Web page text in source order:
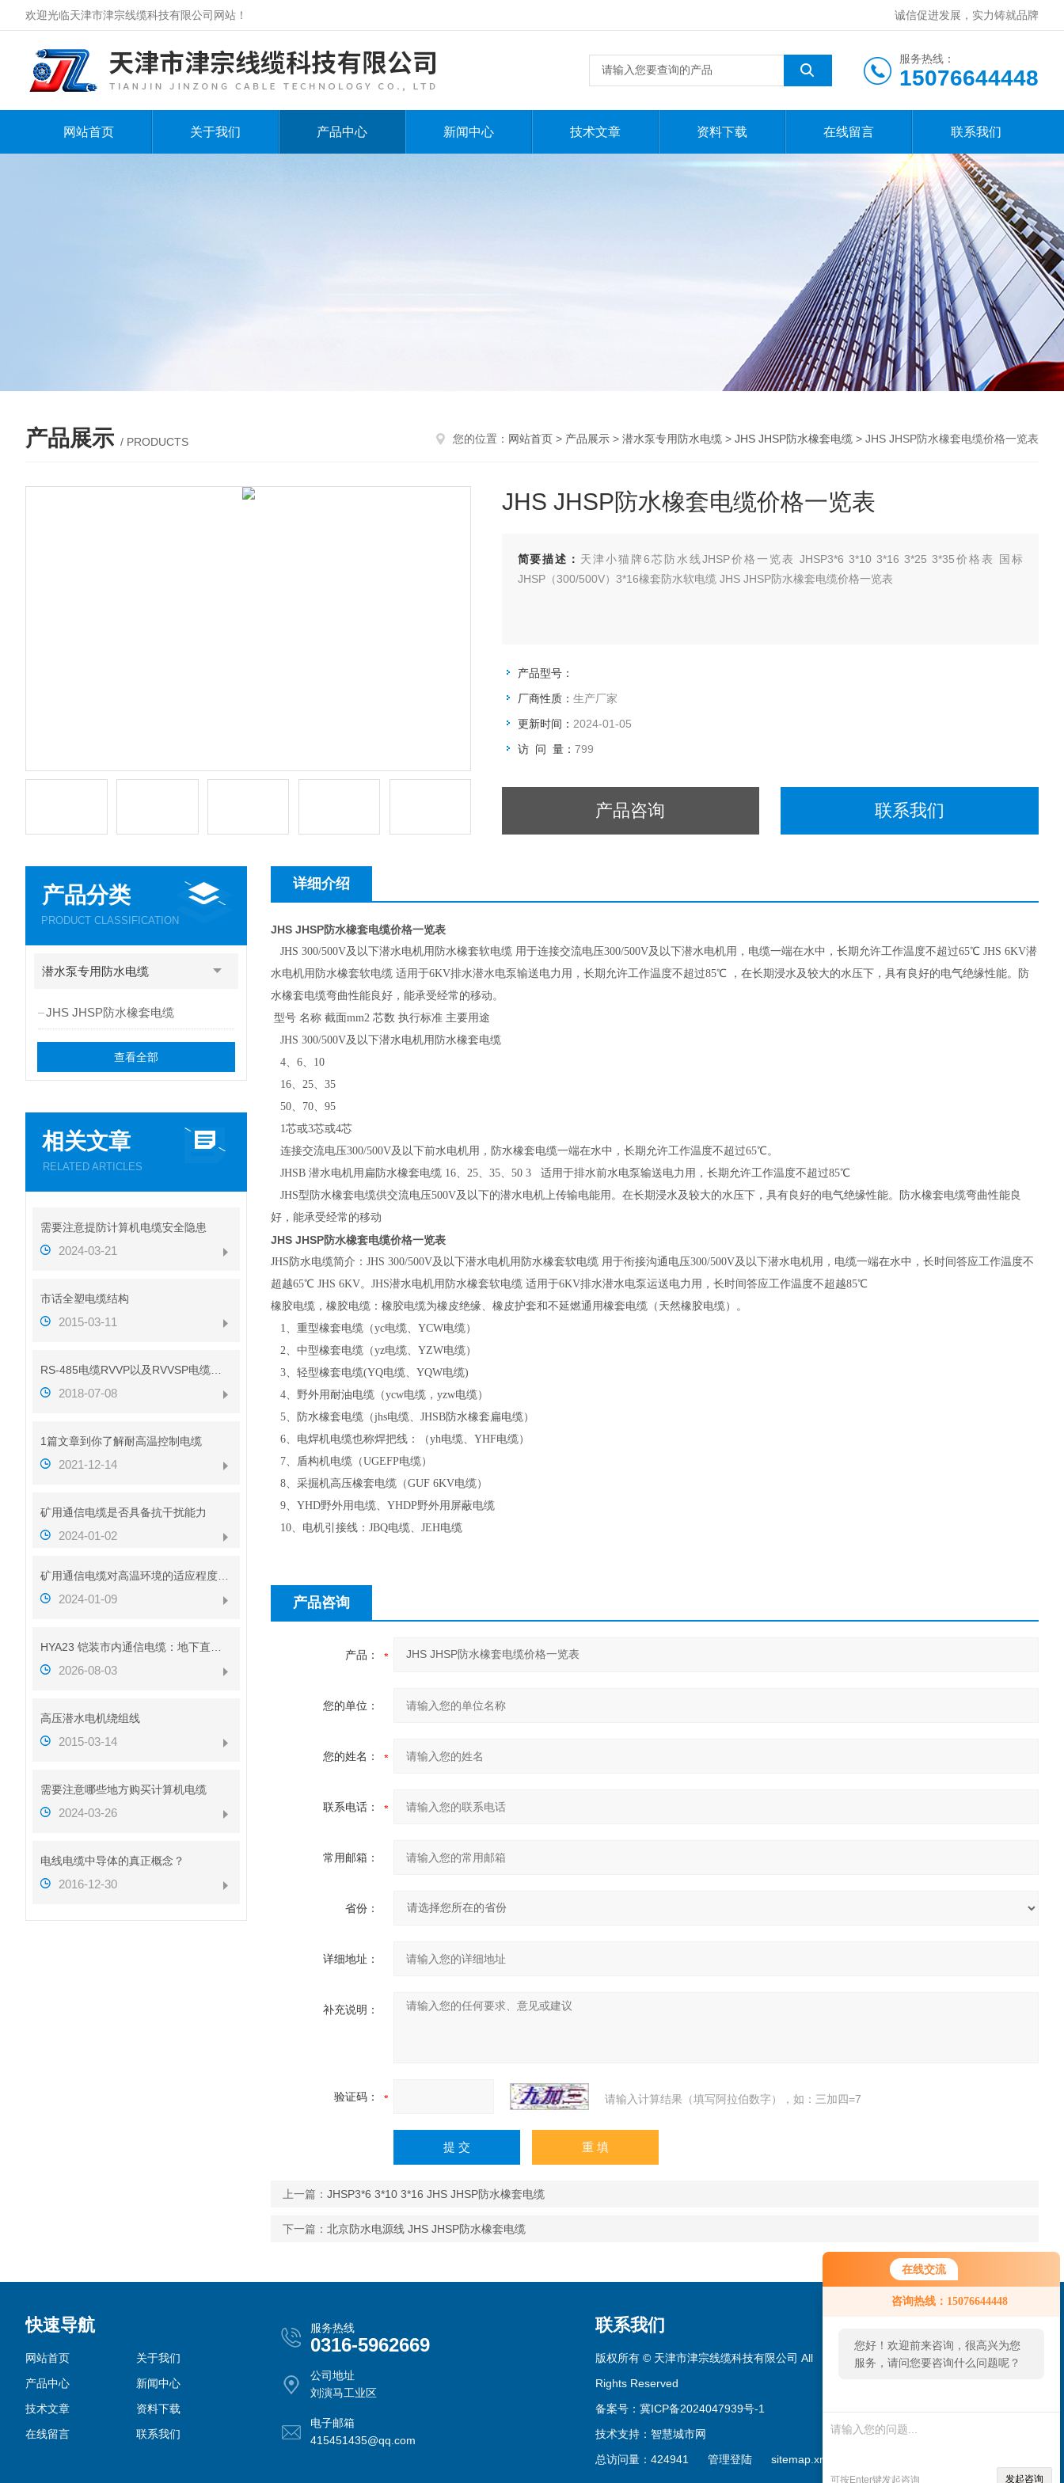
在线交流
咨询热线：15076644448
您好！欢迎前来咨询，很高兴为您
服务，请问您要咨询什么问题呢？
可按Enter键发起咨询 发起咨询
欢迎光临天津市津宗线缆科技有限公司网站！ 诚信促进发展，实力铸就品牌
服务热线：
15076644448
网站首页 关于我们 产品中心 新闻中心 技术文章 资料下载 在线留言 联系我们
产品展示 / PRODUCTS 您的位置： 网站首页 > 产品展示 > 潜水泵专用防水电缆 > JHS JHSP防水橡套电缆 > JHS JHSP防水橡套电缆价格一览表
JHS JHSP防水橡套电缆价格一览表
简要描述： 天津小猫牌6芯防水线JHSP价格一览表 JHSP3*6 3*10 3*16 3*25 3*35价格表 国标
JHSP（300/500V）3*16橡套防水软电缆 JHS JHSP防水橡套电缆价格一览表
产品型号：
厂商性质： 生产厂家
更新时间： 2024-01-05
访 问 量： 799
产品咨询 联系我们
产品分类
PRODUCT CLASSIFICATION
潜水泵专用防水电缆
JHS JHSP防水橡套电缆
查看全部
相关文章
RELATED ARTICLES
需要注意提防计算机电缆安全隐患
2024-03-21
市话全塑电缆结构
2015-03-11
2018-07-08
1篇文章到你了解耐高温控制电缆
2021-12-14
矿用通信电缆是否具备抗干扰能力
2024-01-02
2024-01-09
2026-08-03
高压潜水电机绕组线
2015-03-14
需要注意哪些地方购买计算机电缆
2024-03-26
电线电缆中导体的真正概念？
2016-12-30
详细介绍
JHS JHSP防水橡套电缆价格一览表
JHS 300/500V及以下潜水电机用防水橡套软电缆 用于连接交流电压300/500V及以下潜水电机用，电缆一端在水中，长期允许工作温度不超过65℃ JHS 6KV潜
水电机用防水橡套软电缆 适用于6KV排水潜水电泵输送电力用，长期允许工作温度不超过85℃ ，在长期浸水及较大的水压下，具有良好的电气绝缘性能。防
水橡套电缆弯曲性能良好，能承受经常的移动。
型号 名称 截面mm2 芯数 执行标准 主要用途
JHS 300/500V及以下潜水电机用防水橡套电缆
4、6、10
16、25、35
50、70、95
1芯或3芯或4芯
连接交流电压300/500V及以下前水电机用，防水橡套电缆一端在水中，长期允许工作温度不超过65℃。
JHSB 潜水电机用扁防水橡套电缆 16、25、35、50 3 适用于排水前水电泵输送电力用，长期允许工作温度不超过85℃
JHS型防水橡套电缆供交流电压500V及以下的潜水电机上传输电能用。在长期浸水及较大的水压下，具有良好的电气绝缘性能。防水橡套电缆弯曲性能良
好，能承受经常的移动
JHS JHSP防水橡套电缆价格一览表
JHS防水电缆简介：JHS 300/500V及以下潜水电机用防水橡套软电缆 用于衔接沟通电压300/500V及以下潜水电机用，电缆一端在水中，长时间答应工作温度不
超越65℃ JHS 6KV。JHS潜水电机用防水橡套软电缆 适用于6KV排水潜水电泵运送电力用，长时间答应工作温度不超越85℃
橡胶电缆，橡胶电缆：橡胶电缆为橡皮绝缘、橡皮护套和不延燃通用橡套电缆（天然橡胶电缆）。
1、重型橡套电缆（yc电缆、YCW电缆）
2、中型橡套电缆（yz电缆、YZW电缆）
3、轻型橡套电缆(YQ电缆、YQW电缆)
4、野外用耐油电缆（ycw电缆，yzw电缆）
5、防水橡套电缆（jhs电缆、JHSB防水橡套扁电缆）
6、电焊机电缆也称焊把线：（yh电缆、YHF电缆）
7、盾构机电缆（UGEFP电缆）
8、采掘机高压橡套电缆（GUF 6KV电缆）
9、YHD野外用电缆、YHDP野外用屏蔽电缆
10、电机引接线：JBQ电缆、JEH电缆
产品咨询
产品：
您的单位：
您的姓名：
联系电话：
常用邮箱：
省份：
详细地址：
补充说明：
验证码： 请输入计算结果（填写阿拉伯数字），如：三加四=7
上一篇： JHSP3*6 3*10 3*16 JHS JHSP防水橡套电缆
下一篇： 北京防水电源线 JHS JHSP防水橡套电缆
快速导航
网站首页
关于我们
产品中心
新闻中心
技术文章
资料下载
在线留言
联系我们
服务热线
0316-5962669
公司地址
刘演马工业区
电子邮箱
415451435@qq.com
联系我们
版权所有 © 天津市津宗线缆科技有限公司 All
Rights Reserved
备案号：冀ICP备2024047939号-1
技术支持： 智慧城市网
总访问量：424941 管理登陆 sitemap.xml